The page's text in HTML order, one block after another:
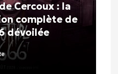
Cercoux : la
complète de
dévoilée